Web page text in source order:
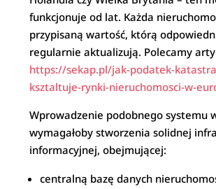
funkcjonuje od lat. Każda
przypisaną wartość, którą
regularnie aktualizują. Polecamy
https://sekap.pl/jak-podatek-
ksztaltuje-rynki-nieruchomosci-w-
Wprowadzenie podobnego systemu
wymagałoby stworzenia solidnej
informacyjnej, obejmującej:
centralną bazę danych